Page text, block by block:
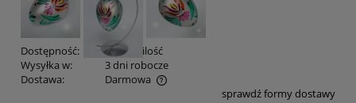
Dostępność:
średnia ilość
Wysyłka w:
3 dni robocze
Dostawa:
Darmowa
Cena nie zawiera ewentualnych kosztów płatnościsprawdź formy dostawy